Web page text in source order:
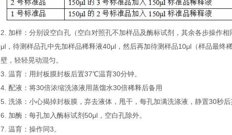
2. 加样：分别设空白孔（空白对照孔不加样品及酶标试剂，其余各步操作
μl，待测样品孔中先加样品稀释液40μl，然后再加待测样品10μl（样品最终
壁，轻轻晃动混匀。
3. 温育：用封板膜封板后置37℃温育30分钟。
4. 配液：将30倍浓缩洗涤液用蒸馏水30倍稀释后备用
5. 洗涤：小心揭掉封板膜，弃去液体，甩干，每孔加满洗涤液，静置30秒后
6. 加酶：每孔加入酶标试剂50μl，空白孔除外。
7. 温育：操作同3。